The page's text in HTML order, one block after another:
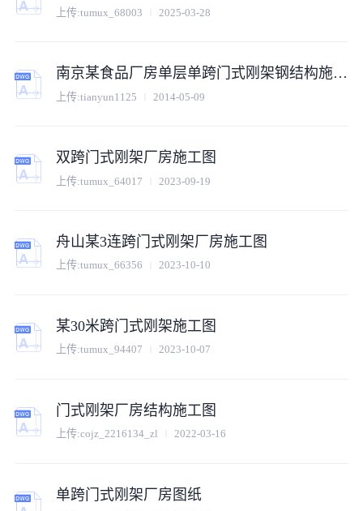
上传:tumux_68003 2025-03-28
南京某食品厂房单层单跨门式刚架钢结构施工图（含建筑设计）
上传:tianyun1125 2014-05-09
双跨门式刚架厂房施工图
上传:tumux_64017 2023-09-19
舟山某3连跨门式刚架厂房施工图
上传:tumux_66356 2023-10-10
某30米跨门式刚架施工图
上传:tumux_94407 2023-10-07
门式刚架厂房结构施工图
上传:cojz_2216134_zl 2022-03-16
单跨门式刚架厂房图纸